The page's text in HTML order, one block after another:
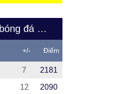
BXH BXH FIFA (bóng đá nữ Việt Nam)
+/- Điểm
7 2181
12 2090